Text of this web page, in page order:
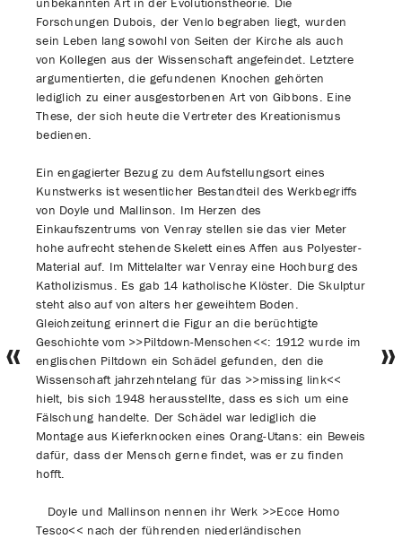
Forschungen Dubois, der Venlo begraben liegt, wurden
sein Leben lang sowohl von Seiten der Kirche als auch
von Kollegen aus der Wissenschaft angefeindet. Letztere
argumentierten, die gefundenen Knochen gehörten
lediglich zu einer ausgestorbenen Art von Gibbons. Eine
These, der sich heute die Vertreter des Kreationismus
bedienen.
Ein engagierter Bezug zu dem Aufstellungsort eines
Kunstwerks ist wesentlicher Bestandteil des Werkbegriffs
von Doyle und Mallinson. Im Herzen des
Einkaufszentrums von Venray stellen sie das vier Meter
hohe aufrecht stehende Skelett eines Affen aus Polyester-
Material auf. Im Mittelalter war Venray eine Hochburg des
Katholizismus. Es gab 14 katholische Klöster. Die Skulptur
steht also auf von alters her geweihtem Boden.
Gleichzeitung erinnert die Figur an die berüchtigte
Geschichte vom >>Piltdown-Menschen<<: 1912 wurde im
englischen Piltdown ein Schädel gefunden, den die
Wissenschaft jahrzehntelang für das >>missing link<<
hielt, bis sich 1948 herausstellte, dass es sich um eine
Fälschung handelte. Der Schädel war lediglich die
Montage aus Kieferknocken eines Orang-Utans: ein Beweis
dafür, dass der Mensch gerne findet, was er zu finden
hofft.
Doyle und Mallinson nennen ihr Werk >>Ecce Homo
Tesco<< nach der führenden niederländischen
« »